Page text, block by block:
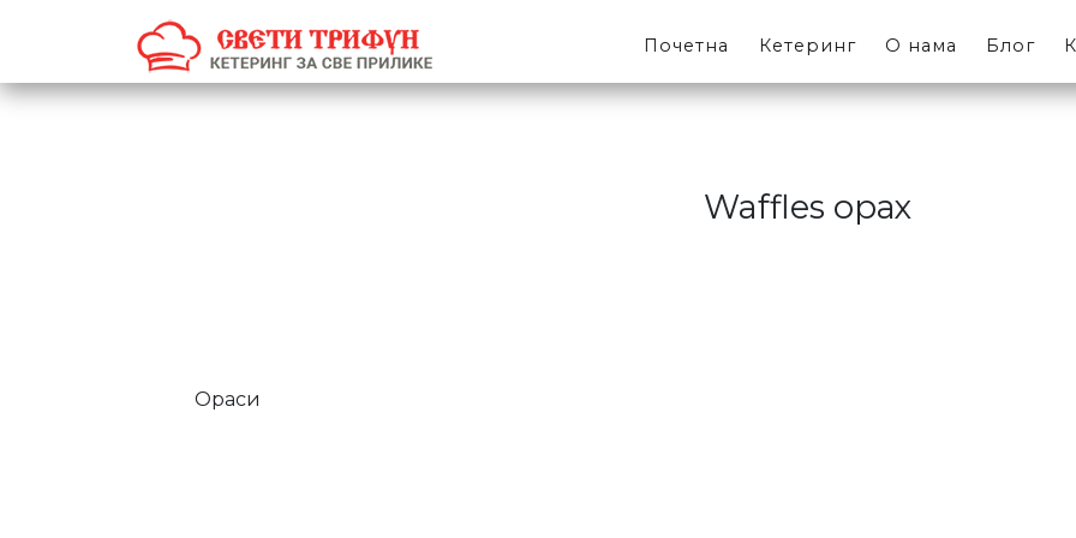
Почетна Кетеринг О нама Блог
Waffles орах
Ораси